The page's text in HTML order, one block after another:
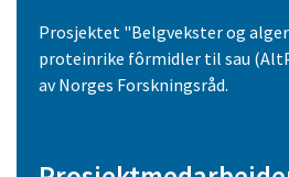
Prosjektet "Belgvekster og
proteinrike fôrmidler til sau
av Norges Forskningsråd.